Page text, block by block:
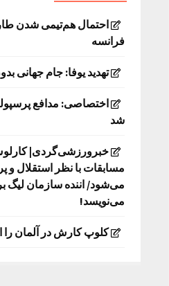
احتمال هم‌تیمی شدن
فرانسه
تهدید یوفا: جام جهانی
اختصاصی: مدافع
شد
خبرورزشی‌گردی|
مسابقات با نظر استقلال
می‌شود/ اننده سازمان لیگ
می‌نویسد!
کلوپ کارش در آلمان را